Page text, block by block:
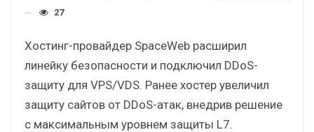
27
Хостинг-провайдер SpaceWeb расширил
линейку безопасности и подключил DDoS-
защиту для VPS/VDS. Ранее хостер увеличил
защиту сайтов от DDoS-атак, внедрив решение
с максимальным уровнем защиты L7.